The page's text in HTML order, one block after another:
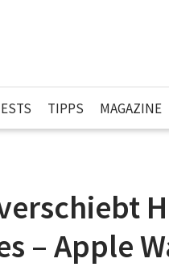
TIPPS MAGAZINE
– Apple